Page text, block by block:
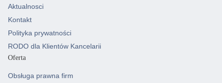
Aktualnosci
Kontakt
Polityka prywatności
RODO dla Klientów Kancelarii
Oferta
Obsługa prawna firm